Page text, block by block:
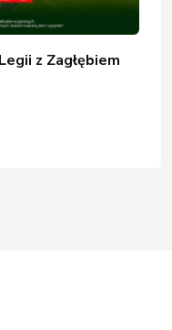
z Zagłębiem